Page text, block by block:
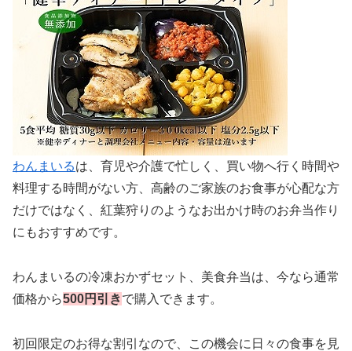
わんまいるは、育児や介護で忙しく、買い物へ行く時間や
料理する時間がない方、高齢のご家族のお食事が心配な方
だけではなく、紅葉狩りのようなお出かけ時のお弁当作り
にもおすすめです。
わんまいるの冷凍おかずセット、美食弁当は、今なら通常
価格から500円引きで購入できます。
初回限定のお得な割引なので、この機会に日々の食事を見